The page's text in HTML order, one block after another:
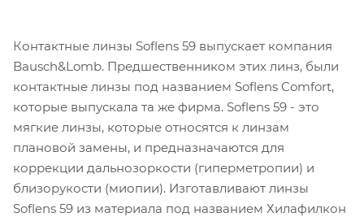
Контактные линзы Soflens 59 выпускает компания
Bausch&Lomb. Предшественником этих линз, были
контактные линзы под названием Soflens Comfort,
которые выпускала та же фирма. Soflens 59 - это
мягкие линзы, которые относятся к линзам
плановой замены, и предназначаются для
коррекции дальнозоркости (гиперметропии) и
близорукости (миопии). Изготавливают линзы
Soflens 59 из материала под названием Хилафилкон